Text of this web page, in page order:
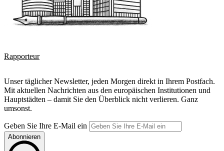
Rapporteur
Unser täglicher Newsletter, jeden Morgen direkt in Ihrem Postfach.
Mit aktuellen Nachrichten aus den europäischen Institutionen und
Hauptstädten – damit Sie den Überblick nicht verlieren. Ganz
umsonst.
Geben Sie Ihre E-Mail ein
Abonnieren